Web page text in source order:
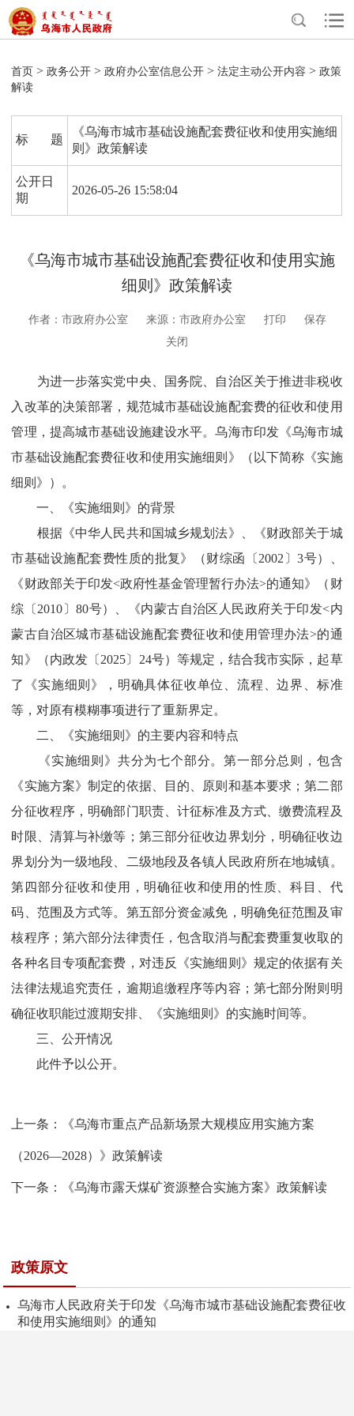
首页 >政务公开 >政府办公室信息公开 >法定主动公开内容 >政策
解读
标 题
《乌海市城市基础设施配套费征收和使用实施细
则》政策解读
公开日
期
2026-05-26 15:58:04
《乌海市城市基础设施配套费征收和使用实施
细则》政策解读
作者：市政府办公室 来源：市政府办公室 打印
保存
关闭
为进一步落实党中央、国务院、自治区关于推进非税收
入改革的决策部署，规范城市基础设施配套费的征收和使用
管理，提高城市基础设施建设水平。乌海市印发《乌海市城
市基础设施配套费征收和使用实施细则》（以下简称《实施
细则》）。
一、《实施细则》的背景
根据《中华人民共和国城乡规划法》、《财政部关于城
市基础设施配套费性质的批复》（财综函〔2002〕3号）、
《财政部关于印发<政府性基金管理暂行办法>的通知》（财
综〔2010〕80号）、《内蒙古自治区人民政府关于印发<内
蒙古自治区城市基础设施配套费征收和使用管理办法>的通
知》（内政发〔2025〕24号）等规定，结合我市实际，起草
了《实施细则》，明确具体征收单位、流程、边界、标准
等，对原有模糊事项进行了重新界定。
二、《实施细则》的主要内容和特点
《实施细则》共分为七个部分。第一部分总则，包含
《实施方案》制定的依据、目的、原则和基本要求；第二部
分征收程序，明确部门职责、计征标准及方式、缴费流程及
时限、清算与补缴等；第三部分征收边界划分，明确征收边
界划分为一级地段、二级地段及各镇人民政府所在地城镇。
第四部分征收和使用，明确征收和使用的性质、科目、代
码、范围及方式等。第五部分资金减免，明确免征范围及审
核程序；第六部分法律责任，包含取消与配套费重复收取的
各种名目专项配套费，对违反《实施细则》规定的依据有关
法律法规追究责任，逾期追缴程序等内容；第七部分附则明
确征收职能过渡期安排、《实施细则》的实施时间等。
三、公开情况
此件予以公开。
上一条： 《乌海市重点产品新场景大规模应用实施方案
（2026—2028）》政策解读
下一条： 《乌海市露天煤矿资源整合实施方案》政策解读
政策原文
乌海市人民政府关于印发《乌海市城市基础设施配套费征收
和使用实施细则》的通知